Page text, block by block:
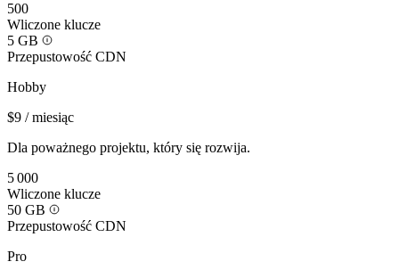
500
Wliczone klucze
5 GB
Przepustowość CDN
Hobby
$9 / miesiąc
Dla poważnego projektu, który się rozwija.
5 000
Wliczone klucze
50 GB
Przepustowość CDN
Pro